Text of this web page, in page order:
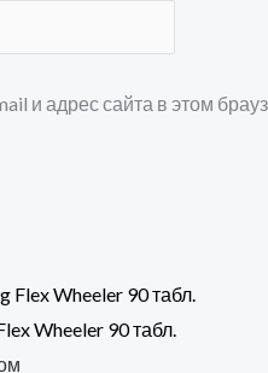
и адрес сайта в этом
Wheeler 90 табл.